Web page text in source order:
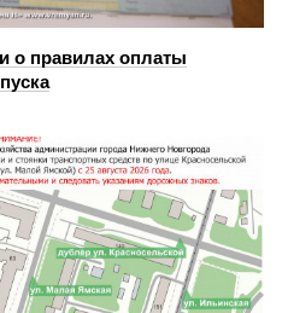
о правилах оплаты